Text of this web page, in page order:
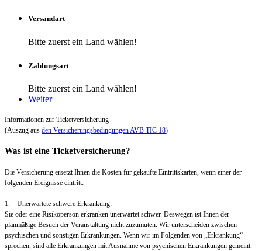
Versandart
Bitte zuerst ein Land wählen!
Zahlungsart
Bitte zuerst ein Land wählen!
Weiter
Informationen zur Ticketversicherung
(Auszug aus den Versicherungsbedingungen AVB TIC 18)
Was ist eine Ticketversicherung?
Die Versicherung ersetzt Ihnen die Kosten für gekaufte Eintrittskarten, wenn einer der
folgenden Ereignisse eintritt:
1. Unerwartete schwere Erkrankung:
Sie oder eine Risikoperson erkranken unerwartet schwer. Deswegen ist Ihnen der
planmäßige Besuch der Veranstaltung nicht zuzumuten. Wir unterscheiden zwischen
psychischen und sonstigen Erkrankungen. Wenn wir im Folgenden von „Erkrankung“
sprechen, sind alle Erkrankungen mit Ausnahme von psychischen Erkrankungen gemeint.